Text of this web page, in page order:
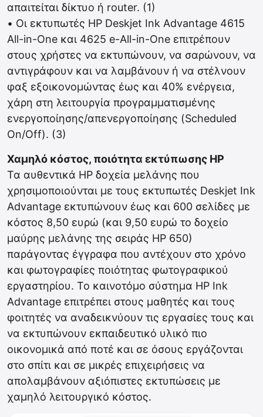
απαιτείται δίκτυο ή router. (1)
• Οι εκτυπωτές HP Deskjet Ink Advantage 4615
All-in-One και 4625 e-All-in-One επιτρέπουν
στους χρήστες να εκτυπώνουν, να σαρώνουν, να
αντιγράφουν και να λαμβάνουν ή να στέλνουν
φαξ εξοικονομώντας έως και 40% ενέργεια,
χάρη στη λειτουργία προγραμματισμένης
ενεργοποίησης/απενεργοποίησης (Scheduled
On/Off). (3)
Χαμηλό κόστος, ποιότητα εκτύπωσης HP
Τα αυθεντικά ΗΡ δοχεία μελάνης που
χρησιμοποιούνται με τους εκτυπωτές Deskjet Ink
Advantage εκτυπώνουν έως και 600 σελίδες με
κόστος 8,50 ευρώ (και 9,50 ευρώ το δοχείο
μαύρης μελάνης της σειράς ΗΡ 650)
παράγοντας έγγραφα που αντέχουν στο χρόνο
και φωτογραφίες ποιότητας φωτογραφικού
εργαστηρίου. Το καινοτόμο σύστημα HP Ink
Advantage επιτρέπει στους μαθητές και τους
φοιτητές να αναδεικνύουν τις εργασίες τους και
να εκτυπώνουν εκπαιδευτικό υλικό πιο
οικονομικά από ποτέ και σε όσους εργάζονται
στο σπίτι και σε μικρές επιχειρήσεις να
απολαμβάνουν αξιόπιστες εκτυπώσεις με
χαμηλό λειτουργικό κόστος.